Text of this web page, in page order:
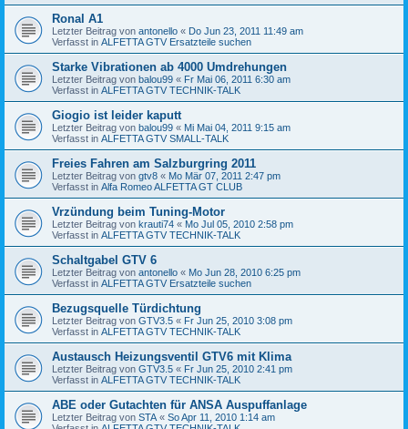
Ronal A1
Letzter Beitrag von antonello « Do Jun 23, 2011 11:49 am
Verfasst in ALFETTA GTV Ersatzteile suchen
Starke Vibrationen ab 4000 Umdrehungen
Letzter Beitrag von balou99 « Fr Mai 06, 2011 6:30 am
Verfasst in ALFETTA GTV TECHNIK-TALK
Giogio ist leider kaputt
Letzter Beitrag von balou99 « Mi Mai 04, 2011 9:15 am
Verfasst in ALFETTA GTV SMALL-TALK
Freies Fahren am Salzburgring 2011
Letzter Beitrag von gtv8 « Mo Mär 07, 2011 2:47 pm
Verfasst in Alfa Romeo ALFETTA GT CLUB
Vrzündung beim Tuning-Motor
Letzter Beitrag von krauti74 « Mo Jul 05, 2010 2:58 pm
Verfasst in ALFETTA GTV TECHNIK-TALK
Schaltgabel GTV 6
Letzter Beitrag von antonello « Mo Jun 28, 2010 6:25 pm
Verfasst in ALFETTA GTV Ersatzteile suchen
Bezugsquelle Türdichtung
Letzter Beitrag von GTV3.5 « Fr Jun 25, 2010 3:08 pm
Verfasst in ALFETTA GTV TECHNIK-TALK
Austausch Heizungsventil GTV6 mit Klima
Letzter Beitrag von GTV3.5 « Fr Jun 25, 2010 2:41 pm
Verfasst in ALFETTA GTV TECHNIK-TALK
ABE oder Gutachten für ANSA Auspuffanlage
Letzter Beitrag von STA « So Apr 11, 2010 1:14 am